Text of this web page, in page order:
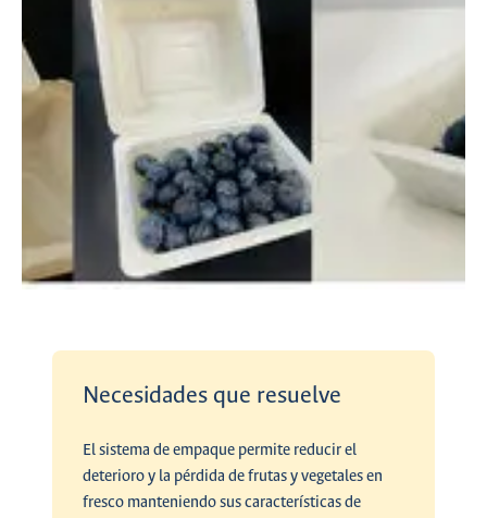
Necesidades que resuelve
El sistema de empaque permite reducir el
deterioro y la pérdida de frutas y vegetales en
fresco manteniendo sus características de